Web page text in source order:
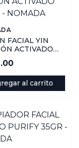
FACIAL YIN
ACTIVADO
- NOMADA
al carrito